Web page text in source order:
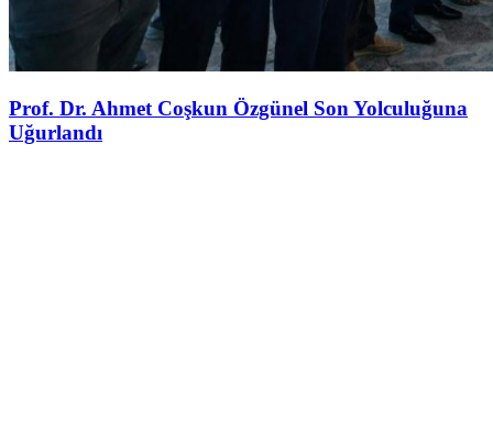
Prof. Dr. Ahmet Coşkun Özgünel Son Yolculuğuna
Uğurlandı